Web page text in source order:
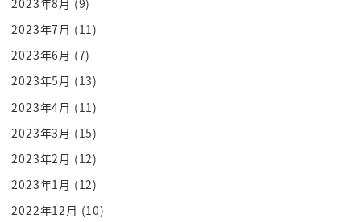
だってこれトーク聞き始めた時
殴り合ってたんですよ
いやもう全然ねあのーしっかり聞いても
どうしてこうなったのかがこう
境目がバキッとあるわけじゃないから
わからなかったけど
会うんだと思います本当にこういう家で
いるふざけてる感じとかも
合うんだと思いますだから家帰ってきたら
すっごいでかい声でただいまって言うん
2023年7月 (11)
2023年6月 (7)
2023年5月 (13)
2023年4月 (11)
2023年3月 (15)
2023年2月 (12)
2023年1月 (12)
2022年12月 (10)